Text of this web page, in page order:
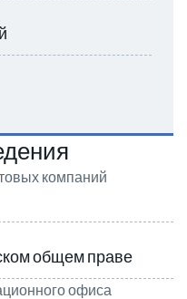
компаний
общем праве
офиса